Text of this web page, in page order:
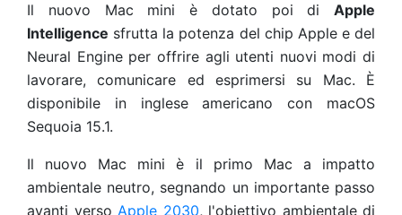
Il nuovo Mac mini è dotato poi di Apple
Intelligence sfrutta la potenza del chip Apple e del
Neural Engine per offrire agli utenti nuovi modi di
lavorare, comunicare ed esprimersi su Mac. È
disponibile in inglese americano con macOS
Sequoia 15.1.
Il nuovo Mac mini è il primo Mac a impatto
ambientale neutro, segnando un importante passo
avanti verso Apple 2030, l'obiettivo ambientale di